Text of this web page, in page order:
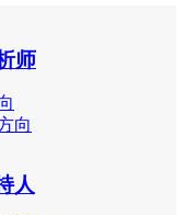
师
向
人